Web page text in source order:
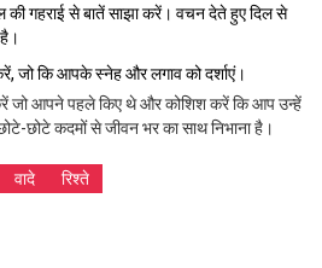
गहराई से बातें साझा करें। वचन देते हुए दिल से
जो कि आपके स्नेह और लगाव को दर्शाएं।
जो आपने पहले किए थे और कोशिश करें कि आप उन्हें
छोटे कदमों से जीवन भर का साथ निभाना है।
वादे रिश्ते